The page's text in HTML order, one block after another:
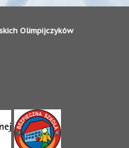
Olimpijczyków